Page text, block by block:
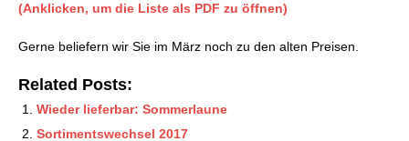
(Anklicken, um die Liste als PDF zu öffnen)
Gerne beliefern wir Sie im März noch zu den alten Preisen.
Related Posts:
Wieder lieferbar: Sommerlaune
Sortimentswechsel 2017